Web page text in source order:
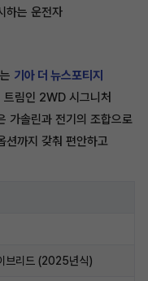
하는 운전자
기아 더 뉴스포티지
림인 2WD 시그니처
가솔린과 전기의 조합으로
션까지 갖춰 편안하고
브리드 (2025년식)